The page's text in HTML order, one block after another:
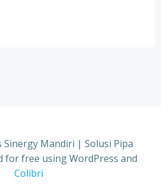
Sinergy Mandiri | Solusi Pipa
for free using WordPress and
Colibri